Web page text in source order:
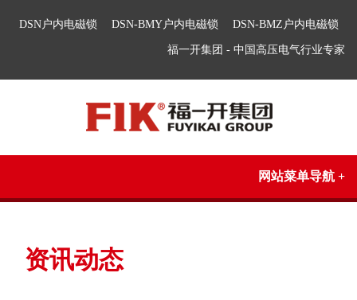
DSN户内电磁锁 DSN-BMY户内电磁锁 DSN-BMZ户内电磁锁
福一开集团 - 中国高压电气行业专家
网站菜单导航 +
资讯动态